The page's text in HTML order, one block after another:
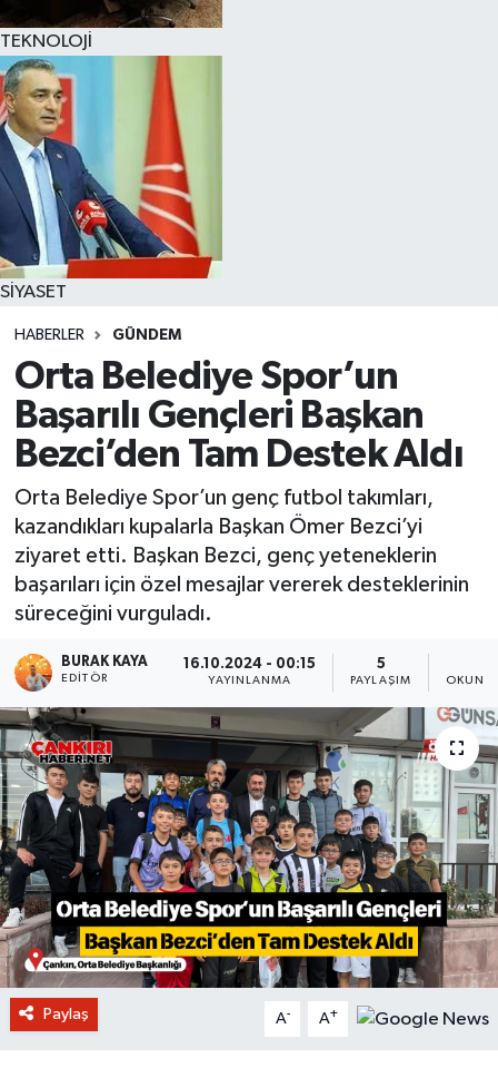
TEKNOLOJİ
SİYASET
HABERLER GÜNDEM
Orta Belediye Spor’un
Başarılı Gençleri Başkan
Bezci’den Tam Destek Aldı
Orta Belediye Spor’un genç futbol takımları,
kazandıkları kupalarla Başkan Ömer Bezci’yi
ziyaret etti. Başkan Bezci, genç yeteneklerin
başarıları için özel mesajlar vererek desteklerinin
süreceğini vurguladı.
BURAK KAYA
EDITÖR
16.10.2024 - 00:15
YAYINLANMA
5
PAYLAŞIM
Paylaş A- A+